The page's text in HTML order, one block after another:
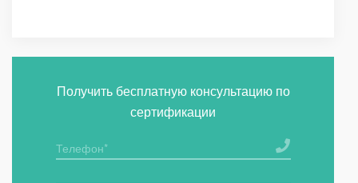
Получить бесплатную консультацию по
сертификации